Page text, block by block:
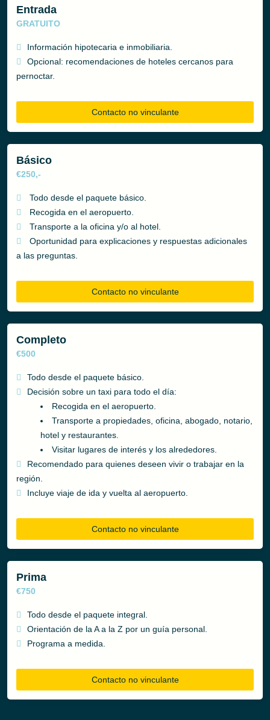
Entrada
GRATUITO
Información hipotecaria e inmobiliaria.
Opcional: recomendaciones de hoteles cercanos para
pernoctar.
Contacto no vinculante
Básico
€250,-
Todo desde el paquete básico.
Recogida en el aeropuerto.
Transporte a la oficina y/o al hotel.
Oportunidad para explicaciones y respuestas adicionales
a las preguntas.
Contacto no vinculante
Completo
€500
Todo desde el paquete básico.
Decisión sobre un taxi para todo el día:
Recogida en el aeropuerto.
Transporte a propiedades, oficina, abogado, notario,
hotel y restaurantes.
Visitar lugares de interés y los alrededores.
Recomendado para quienes deseen vivir o trabajar en la
región.
Incluye viaje de ida y vuelta al aeropuerto.
Contacto no vinculante
Prima
€750
Todo desde el paquete integral.
Orientación de la A a la Z por un guía personal.
Programa a medida.
Contacto no vinculante